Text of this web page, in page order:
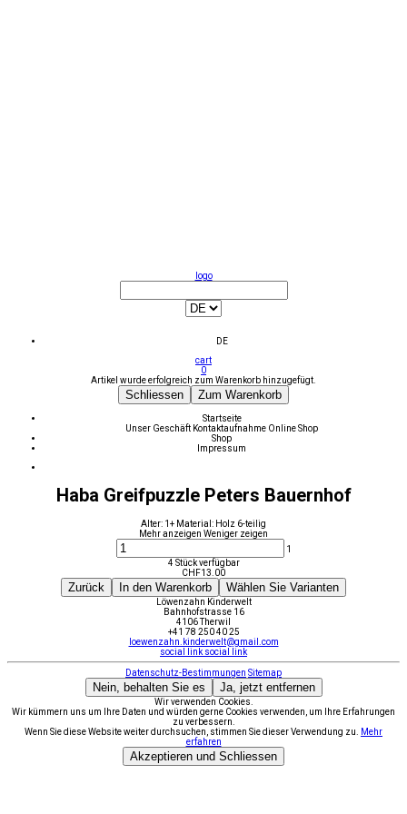
logo
DE
cart
0
Artikel wurde erfolgreich zum Warenkorb hinzugefügt.
Schliessen Zum Warenkorb
Startseite
Unser Geschäft Kontaktaufnahme Online Shop
Shop
Impressum
Haba Greifpuzzle Peters Bauernhof
Alter: 1+ Material: Holz 6-teilig
Mehr anzeigen Weniger zeigen
1
4 Stück verfügbar
CHF13.00
Zurück In den Warenkorb Wählen Sie Varianten
Löwenzahn Kinderwelt
Bahnhofstrasse 16
4106 Therwil
+41 78 250 40 25
loewenzahn.kinderwelt@gmail.com
social link social link
Datenschutz-Bestimmungen Sitemap
Nein, behalten Sie es Ja, jetzt entfernen
Wir verwenden Cookies.
Wir kümmern uns um Ihre Daten und würden gerne Cookies verwenden, um Ihre Erfahrungen
zu verbessern.
Wenn Sie diese Website weiter durchsuchen, stimmen Sie dieser Verwendung zu.
Mehr
erfahren
Akzeptieren und Schliessen